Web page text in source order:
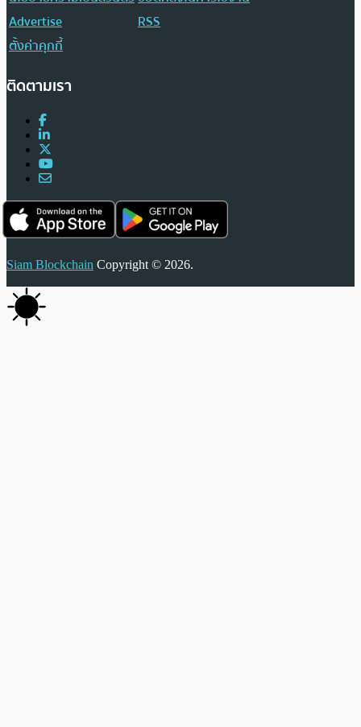
Advertise
RSS
ตั้งค่าคุกกี้
ติดตามเรา
Siam Blockchain Copyright © 2026.